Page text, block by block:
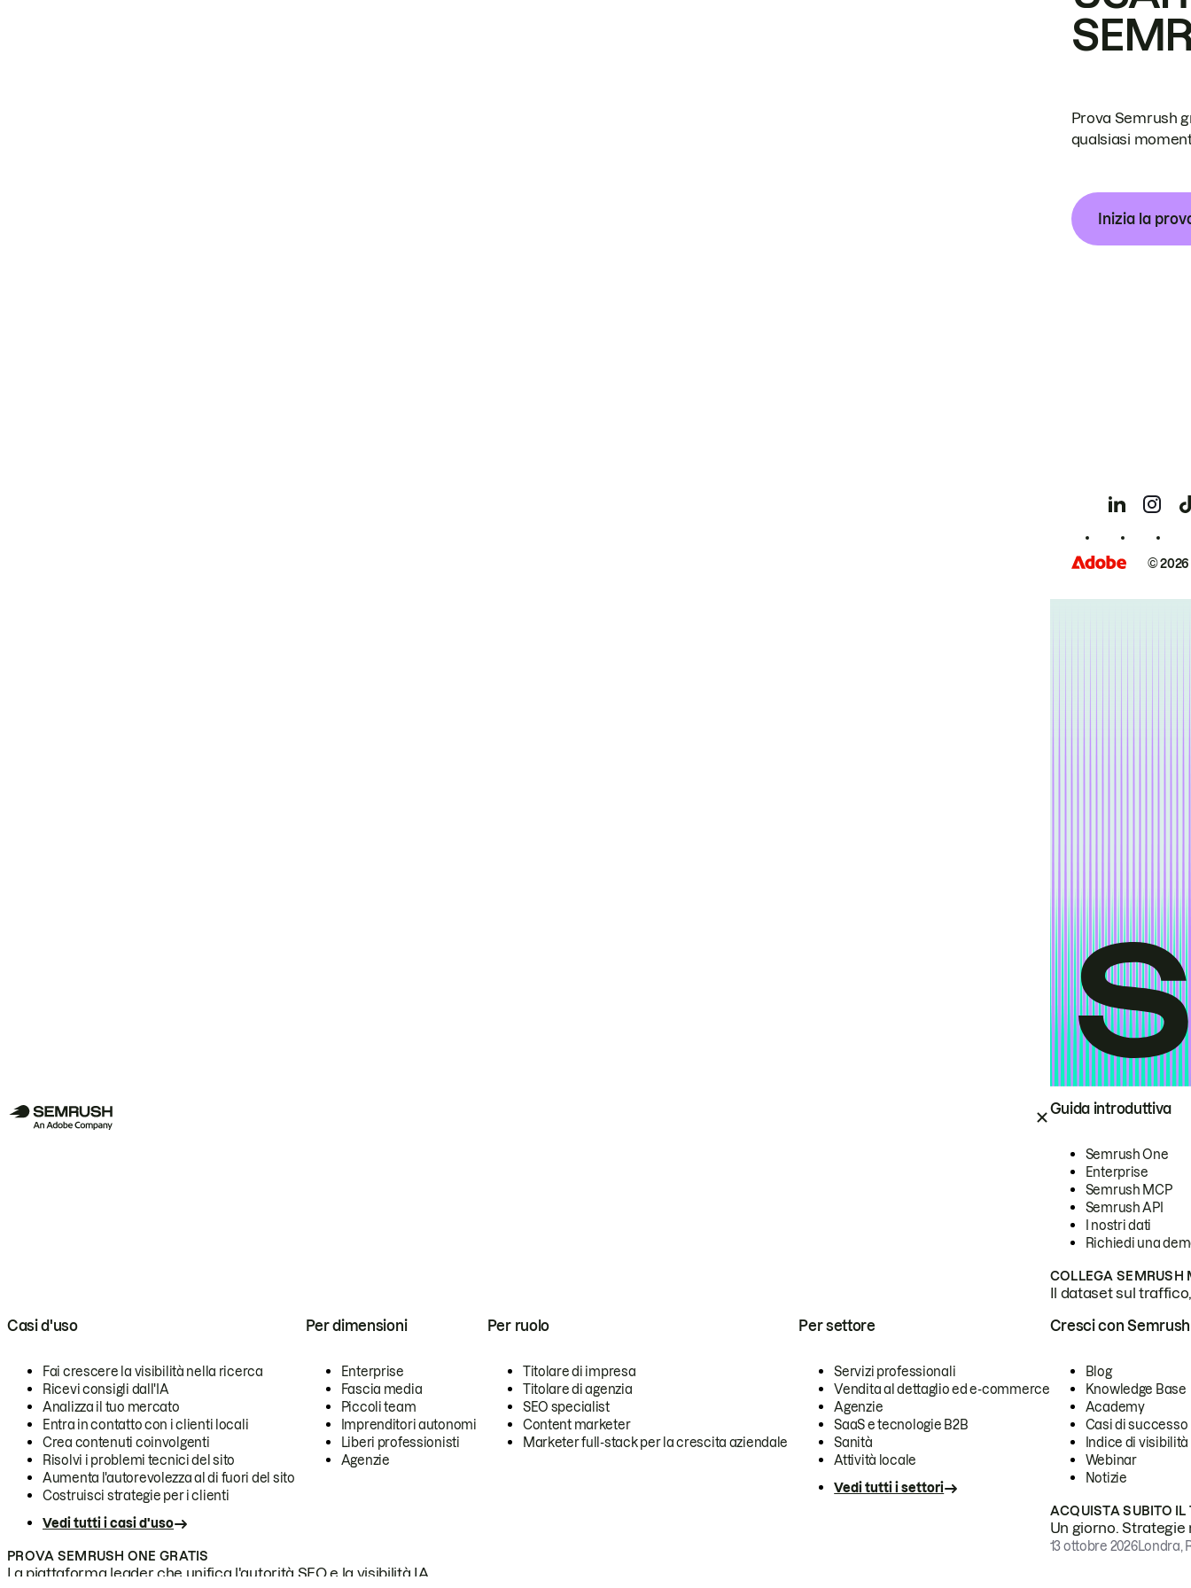
Guida introduttiva
Semrush One
Enterprise
Semrush MCP
Semrush API
I nostri dati
Richiedi una
COLLEGA SEMRUSH
Il dataset sul
Casi d'uso
Fai crescere la visibilità nella ricerca
Ricevi consigli dall'IA
Analizza il tuo mercato
Entra in contatto con i clienti locali
Crea contenuti coinvolgenti
Risolvi i problemi tecnici del sito
Aumenta l'autorevolezza al di fuori del sito
Costruisci strategie per i clienti
Vedi tutti i casi d'uso
Per dimensioni
Enterprise
Fascia media
Piccoli team
Imprenditori autonomi
Liberi professionisti
Agenzie
Per ruolo
Titolare di impresa
Titolare di agenzia
SEO specialist
Content marketer
Marketer full-stack per la crescita aziendale
Per settore
Servizi professionali
Vendita al dettaglio ed e-commerce
Agenzie
SaaS e tecnologie B2B
Sanità
Attività locale
Vedi tutti i settori
PROVA SEMRUSH ONE GRATIS
La piattaforma leader che unifica l'autorità SEO e la visibilità IA.
Cresci con Semrush
Blog
Knowledge Base
Academy
Casi di successo
Indice di visibilità
Webinar
Notizie
ACQUISTA SUBITO IL
Un giorno.
13 ottobre 2026Londra,
Prova Semrush
qualsiasi
Inizia la
©